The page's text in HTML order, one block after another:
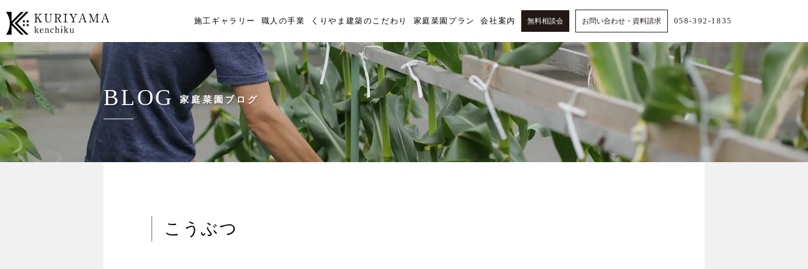
施工ギャラリー 職人の手業 くりやま建築のこだわり 家庭菜園プラン 会社案内 無料相談会 お問い合わせ・資料請求 058-392-1835
BLOG 家庭菜園ブログ
こうぶつ